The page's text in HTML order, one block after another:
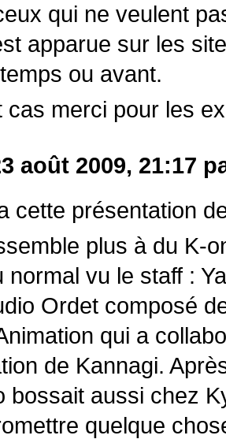
qui ne veulent
apparue sur les
ou avant.
cas merci pour les
août 2009, 21:17
cette présentation
plus à du K-
normal vu le staff :
Ordet composé
qui a
de Kannagi.
bossait aussi chez
quelque